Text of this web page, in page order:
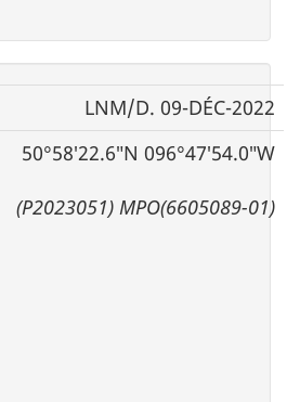
LNM/D. 09-DÉC-2022
50°58′22.6″N 096°47′54.0″W
(P2023051) MPO(6605089-01)